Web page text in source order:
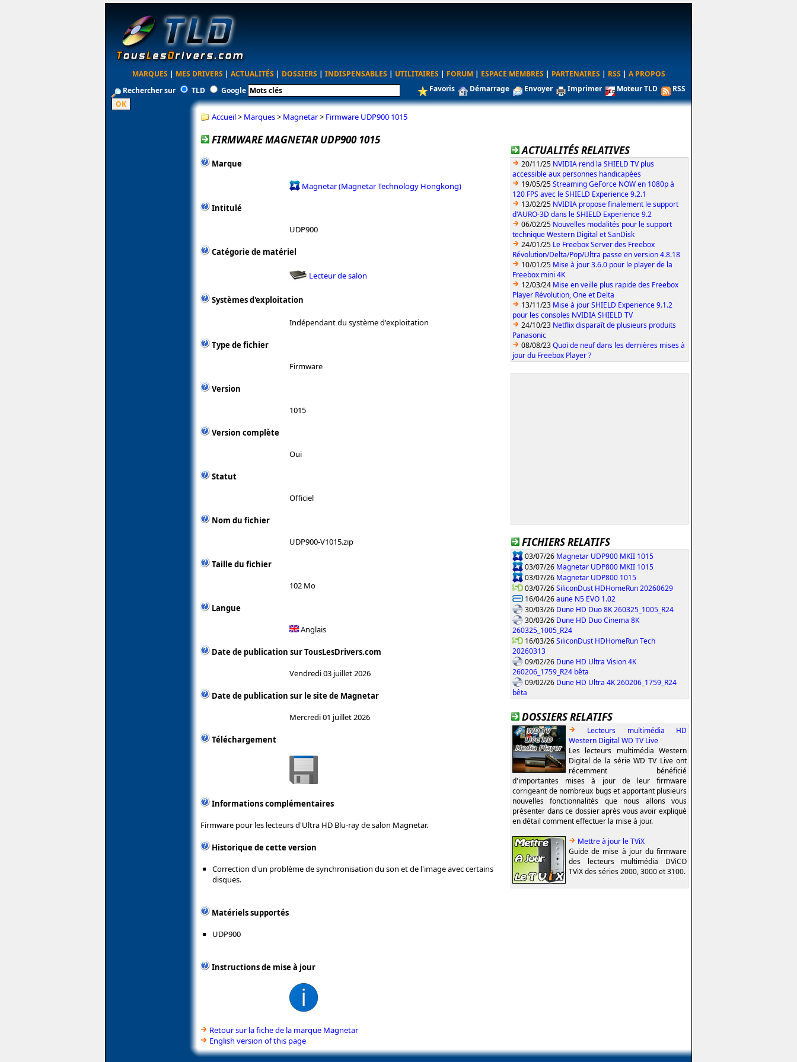
MARQUES | MES DRIVERS | ACTUALITÉS | DOSSIERS | INDISPENSABLES | UTILITAIRES | FORUM | ESPACE MEMBRES | PARTENAIRES | RSS | A PROPOS
Rechercher sur
TLD Google Favoris Démarrage Envoyer Imprimer Moteur TLD RSS
Accueil> Marques> Magnetar> Firmware UDP900 1015
FIRMWARE MAGNETAR UDP900 1015
Marque
Magnetar (Magnetar Technology Hongkong)
Intitulé
UDP900
Catégorie de matériel
Lecteur de salon
Systèmes d'exploitation
Indépendant du système d'exploitation
Type de fichier
Firmware
Version
1015
Version complète
Oui
Statut
Officiel
Nom du fichier
UDP900-V1015.zip
Taille du fichier
102 Mo
Langue
Anglais
Date de publication sur TousLesDrivers.com
Vendredi 03 juillet 2026
Date de publication sur le site de Magnetar
Mercredi 01 juillet 2026
Téléchargement
Informations complémentaires
Firmware pour les lecteurs d'Ultra HD Blu-ray de salon Magnetar.
Historique de cette version
Correction d'un problème de synchronisation du son et de l'image avec certains
disques.
Matériels supportés
UDP900
Instructions de mise à jour
Retour sur la fiche de la marque Magnetar
English version of this page
ACTUALITÉS RELATIVES
20/11/25 NVIDIA rend la SHIELD TV plus
accessible aux personnes handicapées
19/05/25Streaming GeForce NOW en 1080p à
120 FPS avec le SHIELD Experience 9.2.1
13/02/25 NVIDIA propose finalement le support
d'AURO-3D dans le SHIELD Experience 9.2
06/02/25 Nouvelles modalités pour le support
technique Western Digital et SanDisk
24/01/25 Le Freebox Server des Freebox
Révolution/Delta/Pop/Ultra passe en version 4.8.18
10/01/25 Mise à jour 3.6.0 pour le player de la
Freebox mini 4K
12/03/24 Mise en veille plus rapide des Freebox
Player Révolution, One et Delta
13/11/23 Mise à jour SHIELD Experience 9.1.2
pour les consoles NVIDIA SHIELD TV
24/10/23 Netflix disparaît de plusieurs produits
Panasonic
08/08/23Quoi de neuf dans les dernières mises à
jour du Freebox Player ?
FICHIERS RELATIFS
03/07/26 Magnetar UDP900 MKII 1015
03/07/26 Magnetar UDP800 MKII 1015
03/07/26 Magnetar UDP800 1015
03/07/26SiliconDust HDHomeRun 20260629
16/04/26aune N5 EVO 1.02
30/03/26 Dune HD Duo 8K 260325_1005_R24
30/03/26 Dune HD Duo Cinema 8K
260325_1005_R24
16/03/26SiliconDust HDHomeRun Tech
20260313
09/02/26 Dune HD Ultra Vision 4K
260206_1759_R24 bêta
09/02/26 Dune HD Ultra 4K 260206_1759_R24
bêta
DOSSIERS RELATIFS
Lecteurs multimédia HD
Western Digital WD TV Live
Les lecteurs multimédia Western
Digital de la série WD TV Live ont
récemment bénéficié
d'importantes mises à jour de leur firmware
corrigeant de nombreux bugs et apportant plusieurs
nouvelles fonctionnalités que nous allons vous
présenter dans ce dossier après vous avoir expliqué
en détail comment effectuer la mise à jour.
Mettre à jour le TViX
Guide de mise à jour du firmware
des lecteurs multimédia DViCO
TViX des séries 2000, 3000 et 3100.